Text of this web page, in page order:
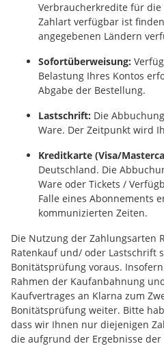
Verbraucherkredite für
Zahlart verfügbar ist
angegebenen Ländern
Sofortüberweisung:
Belastung Ihres Kontos
Abgabe der Bestellung.
Lastschrift: Die
Ware. Der Zeitpunkt wird
Kreditkarte (Visa/
Deutschland. Die
Ware oder Tickets /
Falle eines Abonnements
kommunizierten Zeiten.
Die Nutzung der Zahlungsarten
Ratenkauf und/ oder Lastschrift
Bonitätsprüfung voraus.
Rahmen der Kaufanbahnung
Kaufvertrages an Klarna zum
Bonitätsprüfung weiter. Bitte
dass wir Ihnen nur diejenigen
die aufgrund der Ergebnisse